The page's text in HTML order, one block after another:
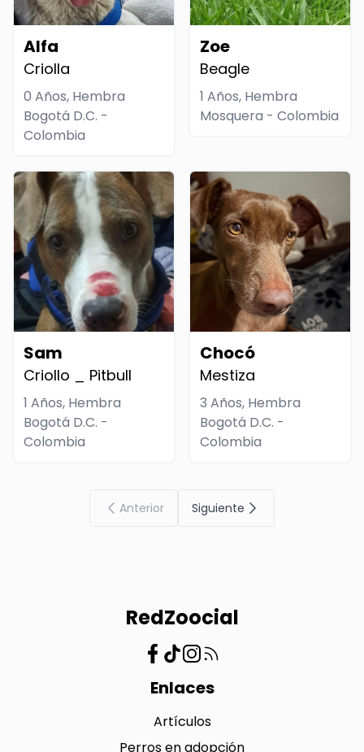
Alfa
Criolla
0 Años, Hembra
Bogotá D.C. -
Colombia
Zoe
Beagle
1 Años, Hembra
Mosquera - Colombia
Sam
Criollo _ Pitbull
1 Años, Hembra
Bogotá D.C. -
Colombia
Chocó
Mestiza
3 Años, Hembra
Bogotá D.C. -
Colombia
Anterior Siguiente
RedZoocial
Enlaces
Artículos
Perros en adopción